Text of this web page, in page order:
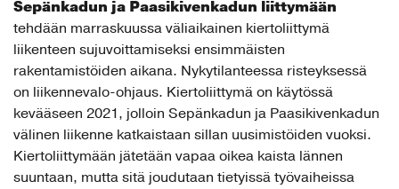
Sepänkadun ja Paasikivenkadun liittymään
tehdään marraskuussa väliaikainen kiertoliittymä
liikenteen sujuvoittamiseksi ensimmäisten
rakentamistöiden aikana. Nykytilanteessa risteyksessä
on liikennevalo-ohjaus. Kiertoliittymä on käytössä
kevääseen 2021, jolloin Sepänkadun ja Paasikivenkadun
välinen liikenne katkaistaan sillan uusimistöiden vuoksi.
Kiertoliittymään jätetään vapaa oikea kaista lännen
suuntaan, mutta sitä joudutaan tietyissä työvaiheissa